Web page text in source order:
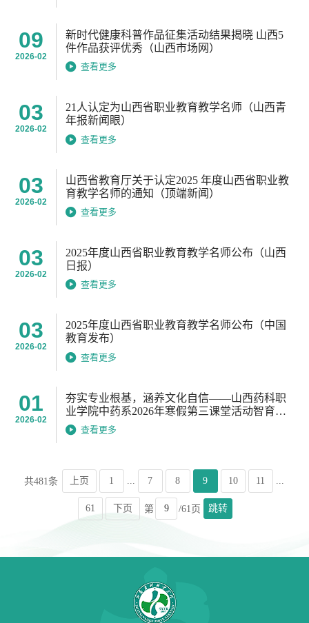
09
2026-02
新时代健康科普作品征集活动结果揭晓 山西5
件作品获评优秀（山西市场网）
查看更多
03
2026-02
21人认定为山西省职业教育教学名师（山西青
年报新闻眼）
查看更多
03
2026-02
山西省教育厅关于认定2025 年度山西省职业教
育教学名师的通知（顶端新闻）
查看更多
03
2026-02
2025年度山西省职业教育教学名师公布（山西
日报）
查看更多
03
2026-02
2025年度山西省职业教育教学名师公布（中国
教育发布）
查看更多
01
2026-02
夯实专业根基，涵养文化自信——山西药科职
业学院中药系2026年寒假第三课堂活动智育板
块纪实（搜狐）
查看更多
共481条 上页 1 ... 7 8 9 10 11 ...
61 下页 第 /61页 跳转